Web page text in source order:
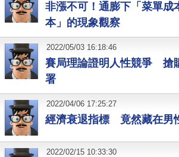
非漲不可！通膨下「菜單成
本」的現象觀察
賽局理論證明人性競爭 搶
署
2022/05/03 16:18:46
經濟衰退指標 竟然藏在男
2022/04/06 17:25:27
2022/02/15 10:33:30